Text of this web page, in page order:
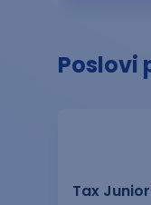
Poslovi
Tax